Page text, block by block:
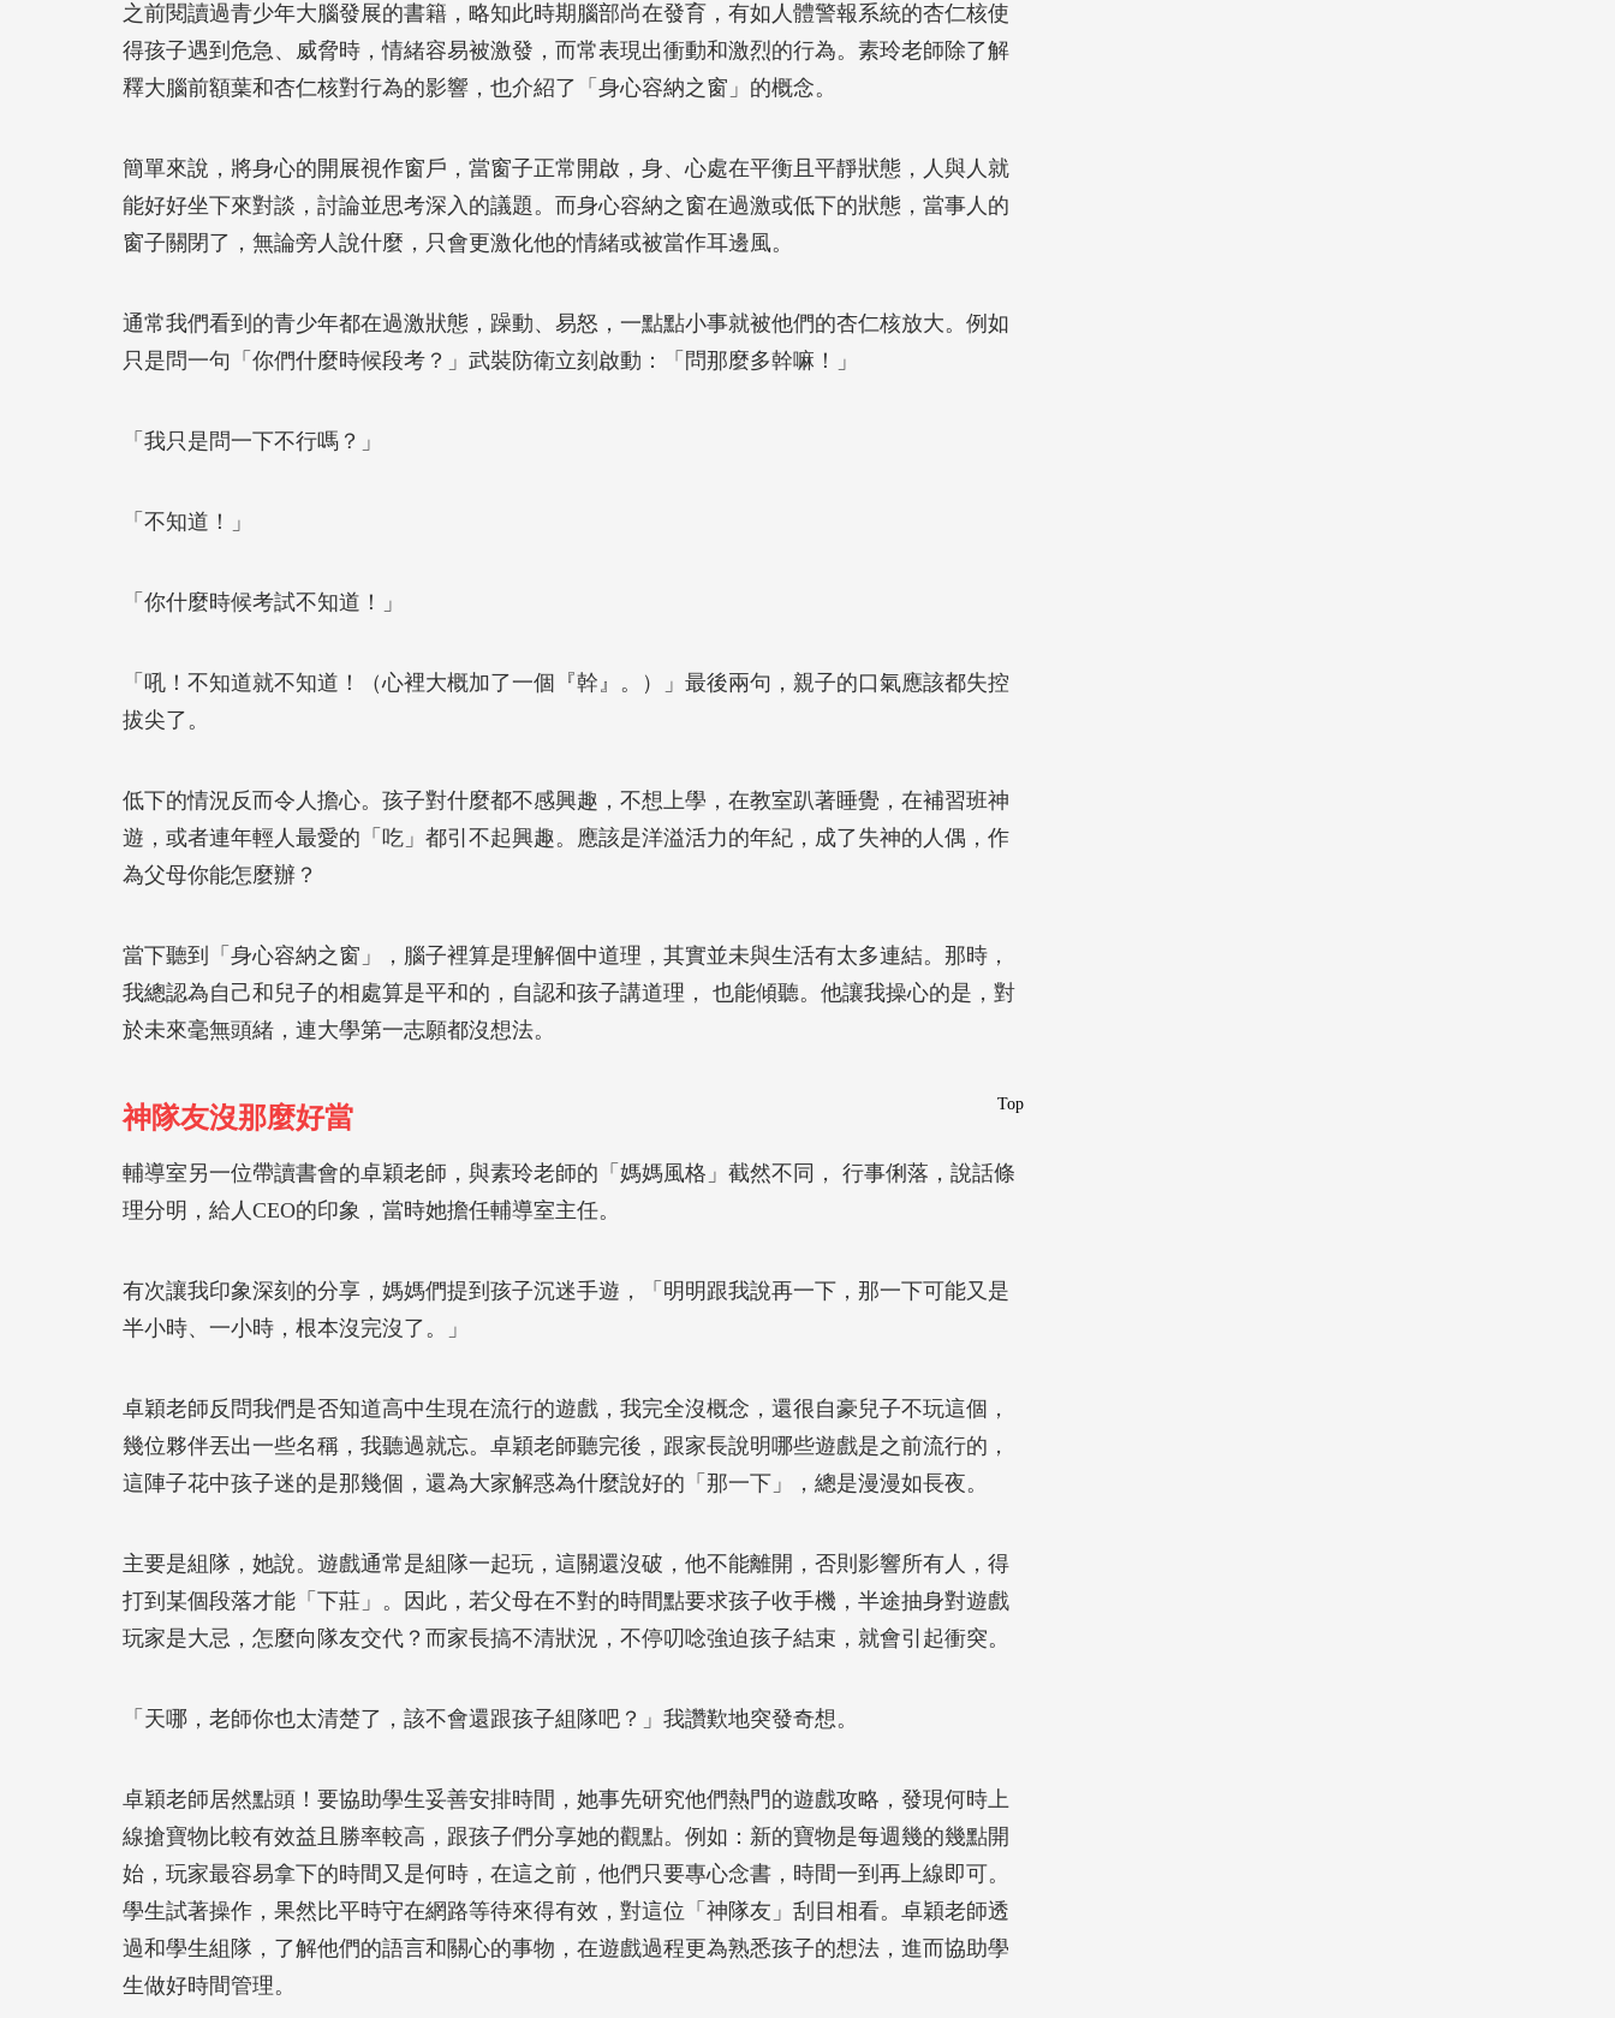
之前閱讀過青少年大腦發展的書籍，略知此時期腦部尚在發育，有如人體警報系統的杏仁核使
得孩子遇到危急、威脅時，情緒容易被激發，而常表現出衝動和激烈的行為。素玲老師除了解
釋大腦前額葉和杏仁核對行為的影響，也介紹了「身心容納之窗」的概念。
簡單來說，將身心的開展視作窗戶，當窗子正常開啟，身、心處在平衡且平靜狀態，人與人就
能好好坐下來對談，討論並思考深入的議題。而身心容納之窗在過激或低下的狀態，當事人的
窗子關閉了，無論旁人說什麼，只會更激化他的情緒或被當作耳邊風。
通常我們看到的青少年都在過激狀態，躁動、易怒，一點點小事就被他們的杏仁核放大。例如
只是問一句「你們什麼時候段考？」武裝防衛立刻啟動：「問那麼多幹嘛！」
「我只是問一下不行嗎？」
「不知道！」
「你什麼時候考試不知道！」
「吼！不知道就不知道！（心裡大概加了一個『幹』。）」最後兩句，親子的口氣應該都失控
拔尖了。
低下的情況反而令人擔心。孩子對什麼都不感興趣，不想上學，在教室趴著睡覺，在補習班神
遊，或者連年輕人最愛的「吃」都引不起興趣。應該是洋溢活力的年紀，成了失神的人偶，作
為父母你能怎麼辦？
當下聽到「身心容納之窗」，腦子裡算是理解個中道理，其實並未與生活有太多連結。那時，
我總認為自己和兒子的相處算是平和的，自認和孩子講道理， 也能傾聽。他讓我操心的是，對
於未來毫無頭緒，連大學第一志願都沒想法。
Top
神隊友沒那麼好當
輔導室另一位帶讀書會的卓穎老師，與素玲老師的「媽媽風格」截然不同， 行事俐落，說話條
理分明，給人CEO的印象，當時她擔任輔導室主任。
有次讓我印象深刻的分享，媽媽們提到孩子沉迷手遊，「明明跟我說再一下，那一下可能又是
半小時、一小時，根本沒完沒了。」
卓穎老師反問我們是否知道高中生現在流行的遊戲，我完全沒概念，還很自豪兒子不玩這個，
幾位夥伴丟出一些名稱，我聽過就忘。卓穎老師聽完後，跟家長說明哪些遊戲是之前流行的，
這陣子花中孩子迷的是那幾個，還為大家解惑為什麼說好的「那一下」，總是漫漫如長夜。
主要是組隊，她說。遊戲通常是組隊一起玩，這關還沒破，他不能離開，否則影響所有人，得
打到某個段落才能「下莊」。因此，若父母在不對的時間點要求孩子收手機，半途抽身對遊戲
玩家是大忌，怎麼向隊友交代？而家長搞不清狀況，不停叨唸強迫孩子結束，就會引起衝突。
「天哪，老師你也太清楚了，該不會還跟孩子組隊吧？」我讚歎地突發奇想。
卓穎老師居然點頭！要協助學生妥善安排時間，她事先研究他們熱門的遊戲攻略，發現何時上
線搶寶物比較有效益且勝率較高，跟孩子們分享她的觀點。例如：新的寶物是每週幾的幾點開
始，玩家最容易拿下的時間又是何時，在這之前，他們只要專心念書，時間一到再上線即可。
學生試著操作，果然比平時守在網路等待來得有效，對這位「神隊友」刮目相看。卓穎老師透
過和學生組隊，了解他們的語言和關心的事物，在遊戲過程更為熟悉孩子的想法，進而協助學
生做好時間管理。